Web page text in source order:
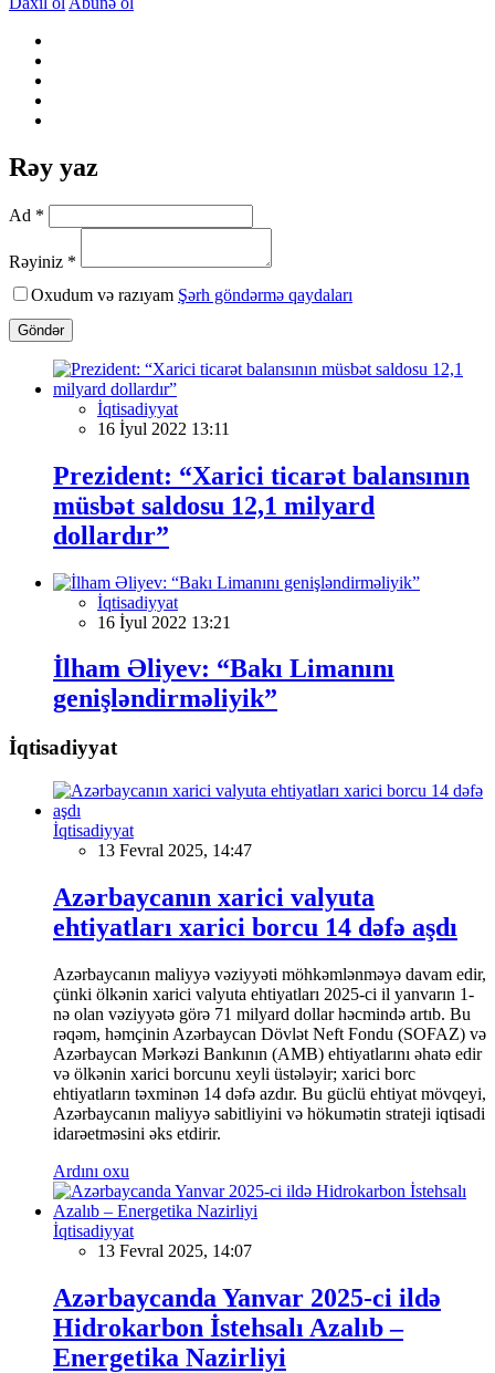
Rəy yaz
Ad *
Rəyiniz *
Oxudum və razıyam Şərh göndərmə qaydaları
Göndər
İqtisadiyyat
16 İyul 2022 13:11
Prezident: “Xarici ticarət balansının
müsbət saldosu 12,1 milyard
dollardır”
İqtisadiyyat
16 İyul 2022 13:21
İlham Əliyev: “Bakı Limanını
genişləndirməliyik”
İqtisadiyyat
İqtisadiyyat
13 Fevral 2025, 14:47
Azərbaycanın xarici valyuta
ehtiyatları xarici borcu 14 dəfə aşdı
Azərbaycanın maliyyə vəziyyəti möhkəmlənməyə davam edir,
çünki ölkənin xarici valyuta ehtiyatları 2025-ci il yanvarın 1-
nə olan vəziyyətə görə 71 milyard dollar həcmində artıb. Bu
rəqəm, həmçinin Azərbaycan Dövlət Neft Fondu (SOFAZ) və
Azərbaycan Mərkəzi Bankının (AMB) ehtiyatlarını əhatə edir
və ölkənin xarici borcunu xeyli üstələyir; xarici borc
ehtiyatların təxminən 14 dəfə azdır. Bu güclü ehtiyat mövqeyi,
Azərbaycanın maliyyə sabitliyini və hökumətin strateji iqtisadi
idarəetməsini əks etdirir.
Ardını oxu
İqtisadiyyat
13 Fevral 2025, 14:07
Azərbaycanda Yanvar 2025-ci ildə
Hidrokarbon İstehsalı Azalıb –
Energetika Nazirliyi